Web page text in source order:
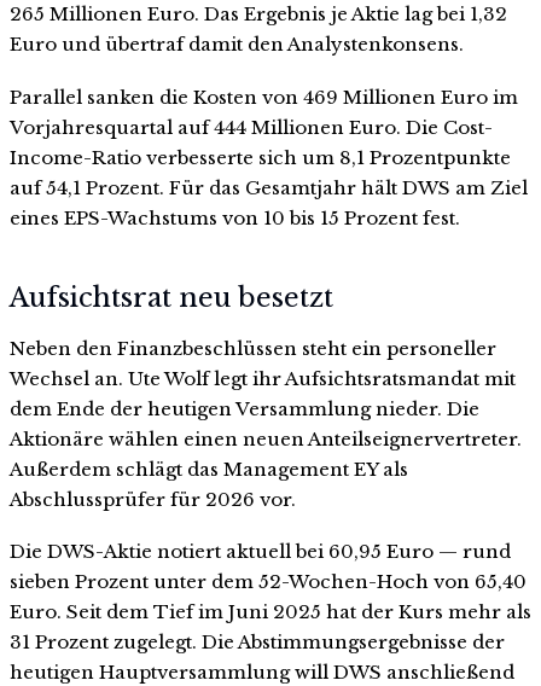
265 Millionen Euro. Das Ergebnis je Aktie lag bei 1,32
Euro und übertraf damit den Analystenkonsens.
Parallel sanken die Kosten von 469 Millionen Euro im
Vorjahresquartal auf 444 Millionen Euro. Die Cost-
Income-Ratio verbesserte sich um 8,1 Prozentpunkte
auf 54,1 Prozent. Für das Gesamtjahr hält DWS am Ziel
eines EPS-Wachstums von 10 bis 15 Prozent fest.
Aufsichtsrat neu besetzt
Neben den Finanzbeschlüssen steht ein personeller
Wechsel an. Ute Wolf legt ihr Aufsichtsratsmandat mit
dem Ende der heutigen Versammlung nieder. Die
Aktionäre wählen einen neuen Anteilseignervertreter.
Außerdem schlägt das Management EY als
Abschlussprüfer für 2026 vor.
Die DWS-Aktie notiert aktuell bei 60,95 Euro — rund
sieben Prozent unter dem 52-Wochen-Hoch von 65,40
Euro. Seit dem Tief im Juni 2025 hat der Kurs mehr als
31 Prozent zugelegt. Die Abstimmungsergebnisse der
heutigen Hauptversammlung will DWS anschließend